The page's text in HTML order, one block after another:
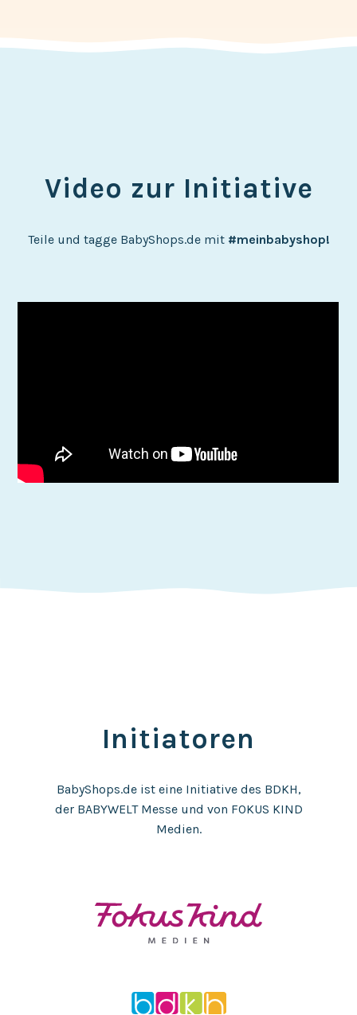
Video zur Initiative
Teile und tagge BabyShops.de mit #meinbabyshop!
Initiatoren
BabyShops.de ist eine Initiative des BDKH,
der BABYWELT Messe und von FOKUS KIND
Medien.